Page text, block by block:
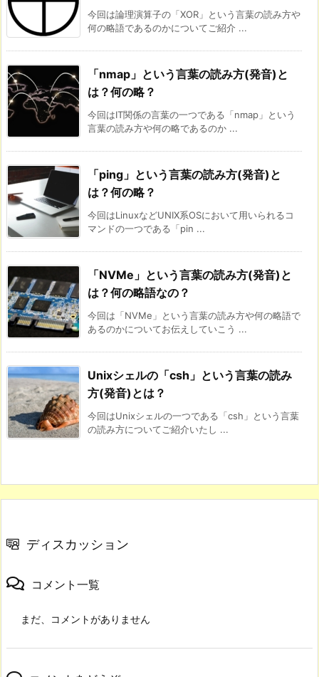
今回は論理演算子の「XOR」という言葉の読み方や
何の略語であるのかについてご紹介 ...
「nmap」という言葉の読み方(発音)と
は？何の略？
今回はIT関係の言葉の一つである「nmap」という
言葉の読み方や何の略であるのか ...
「ping」という言葉の読み方(発音)と
は？何の略？
今回はLinuxなどUNIX系OSにおいて用いられるコ
マンドの一つである「pin ...
「NVMe」という言葉の読み方(発音)と
は？何の略語なの？
今回は「NVMe」という言葉の読み方や何の略語で
あるのかについてお伝えしていこう ...
Unixシェルの「csh」という言葉の読み
方(発音)とは？
今回はUnixシェルの一つである「csh」という言葉
の読み方についてご紹介いたし ...
ディスカッション
コメント一覧
まだ、コメントがありません